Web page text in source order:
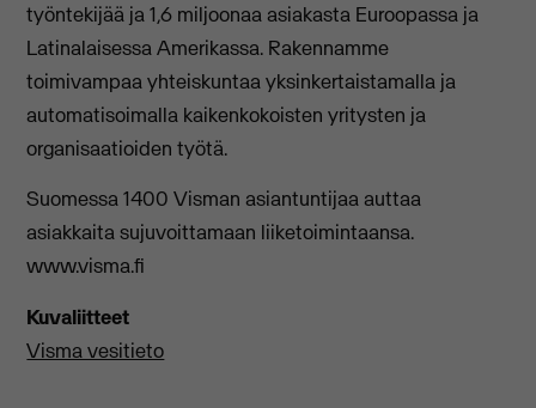
työntekijää ja 1,6 miljoonaa asiakasta Euroopassa ja
Latinalaisessa Amerikassa. Rakennamme
toimivampaa yhteiskuntaa yksinkertaistamalla ja
automatisoimalla kaikenkokoisten yritysten ja
organisaatioiden työtä.
Suomessa 1400 Visman asiantuntijaa auttaa
asiakkaita sujuvoittamaan liiketoimintaansa.
www.visma.fi
Kuvaliitteet
Visma vesitieto